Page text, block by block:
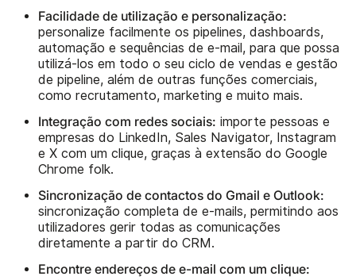
Facilidade de utilização e personalização:
personalize facilmente os pipelines, dashboards,
automação e sequências de e-mail, para que possa
utilizá-los em todo o seu ciclo de vendas e gestão
de pipeline, além de outras funções comerciais,
como recrutamento, marketing e muito mais.
Integração com redes sociais: importe pessoas e
empresas do LinkedIn, Sales Navigator, Instagram
e X com um clique, graças à extensão do Google
Chrome folk.
Sincronização de contactos do Gmail e Outlook:
sincronização completa de e-mails, permitindo aos
utilizadores gerir todas as comunicações
diretamente a partir do CRM.
Encontre endereços de e-mail com um clique: